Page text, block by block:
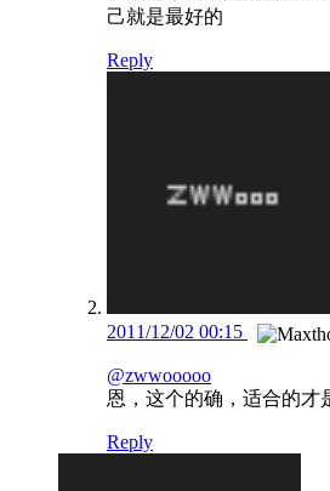
己就是最好的
Reply
2011/12/02 00:15
@zwwooooo
恩，这个的确，适合的才
Reply